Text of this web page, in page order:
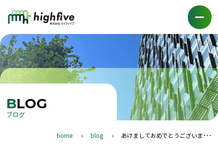
BLOG
ブログ
home blog あけましておめでとうございま･･･